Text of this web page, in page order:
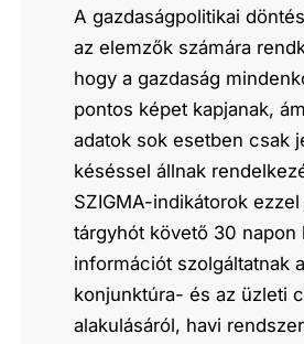
A gazdaságpolitikai
az elemzők számára
hogy a gazdaság
pontos képet kapjanak,
adatok sok esetben csak
késéssel állnak
SZIGMA-indikátorok
tárgyhót követő 30 napon
információt szolgáltatnak a
konjunktúra- és az üzleti
alakulásáról, havi